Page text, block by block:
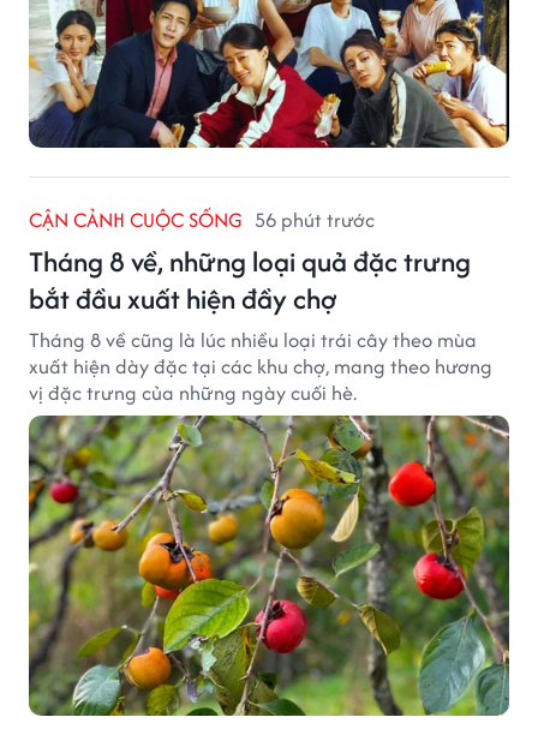
CẬN CẢNH CUỘC SỐNG 56 phút trước
Tháng 8 về, những loại quả đặc trưng
bắt đầu xuất hiện đầy chợ
Tháng 8 về cũng là lúc nhiều loại trái cây theo mùa
xuất hiện dày đặc tại các khu chợ, mang theo hương
vị đặc trưng của những ngày cuối hè.